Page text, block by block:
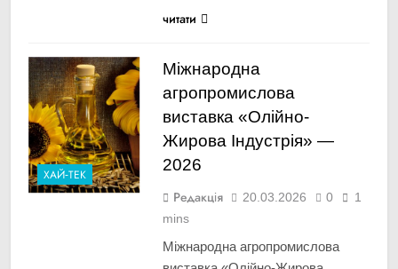
читати
ХАЙ-ТЕК
Міжнародна
агропромислова
виставка «Олійно-
Жирова Індустрія» —
2026
Редакція 20.03.2026 0
1
mins
Міжнародна агропромислова